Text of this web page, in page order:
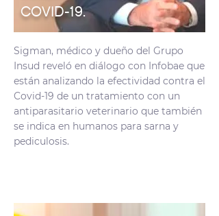
Sigman, médico y dueño del Grupo
Insud reveló en diálogo con Infobae que
están analizando la efectividad contra el
Covid-19 de un tratamiento con un
antiparasitario veterinario que también
se indica en humanos para sarna y
pediculosis.
COVID-19.